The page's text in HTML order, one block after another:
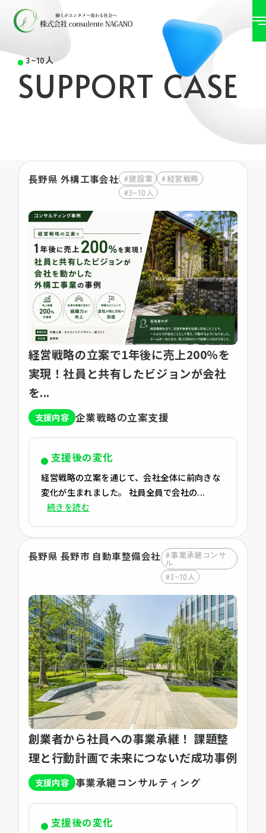
3~10人
SUPPORT CASE
長野県 外構工事会社 #建設業
#経営戦略
#3~10人
経営戦略の立案で1年後に売上200％を
実現！社員と共有したビジョンが会社
を...
支援内容 企業戦略の立案支援
支援後の変化
経営戦略の立案を通じて、会社全体に前向きな
変化が生まれました。 社員全員で会社の...
続きを読む
長野県 長野市 自動車整備会社 #事業承継コンサ
ル
#3~10人
創業者から社員への事業承継！ 課題整
理と行動計画で未来につないだ成功事例
支援内容 事業承継コンサルティング
支援後の変化